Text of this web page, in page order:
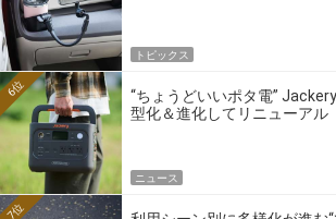
トピックス
“ちょうどいいポタ電”
型化＆進化してリニューアル
6位
ニュース
7位